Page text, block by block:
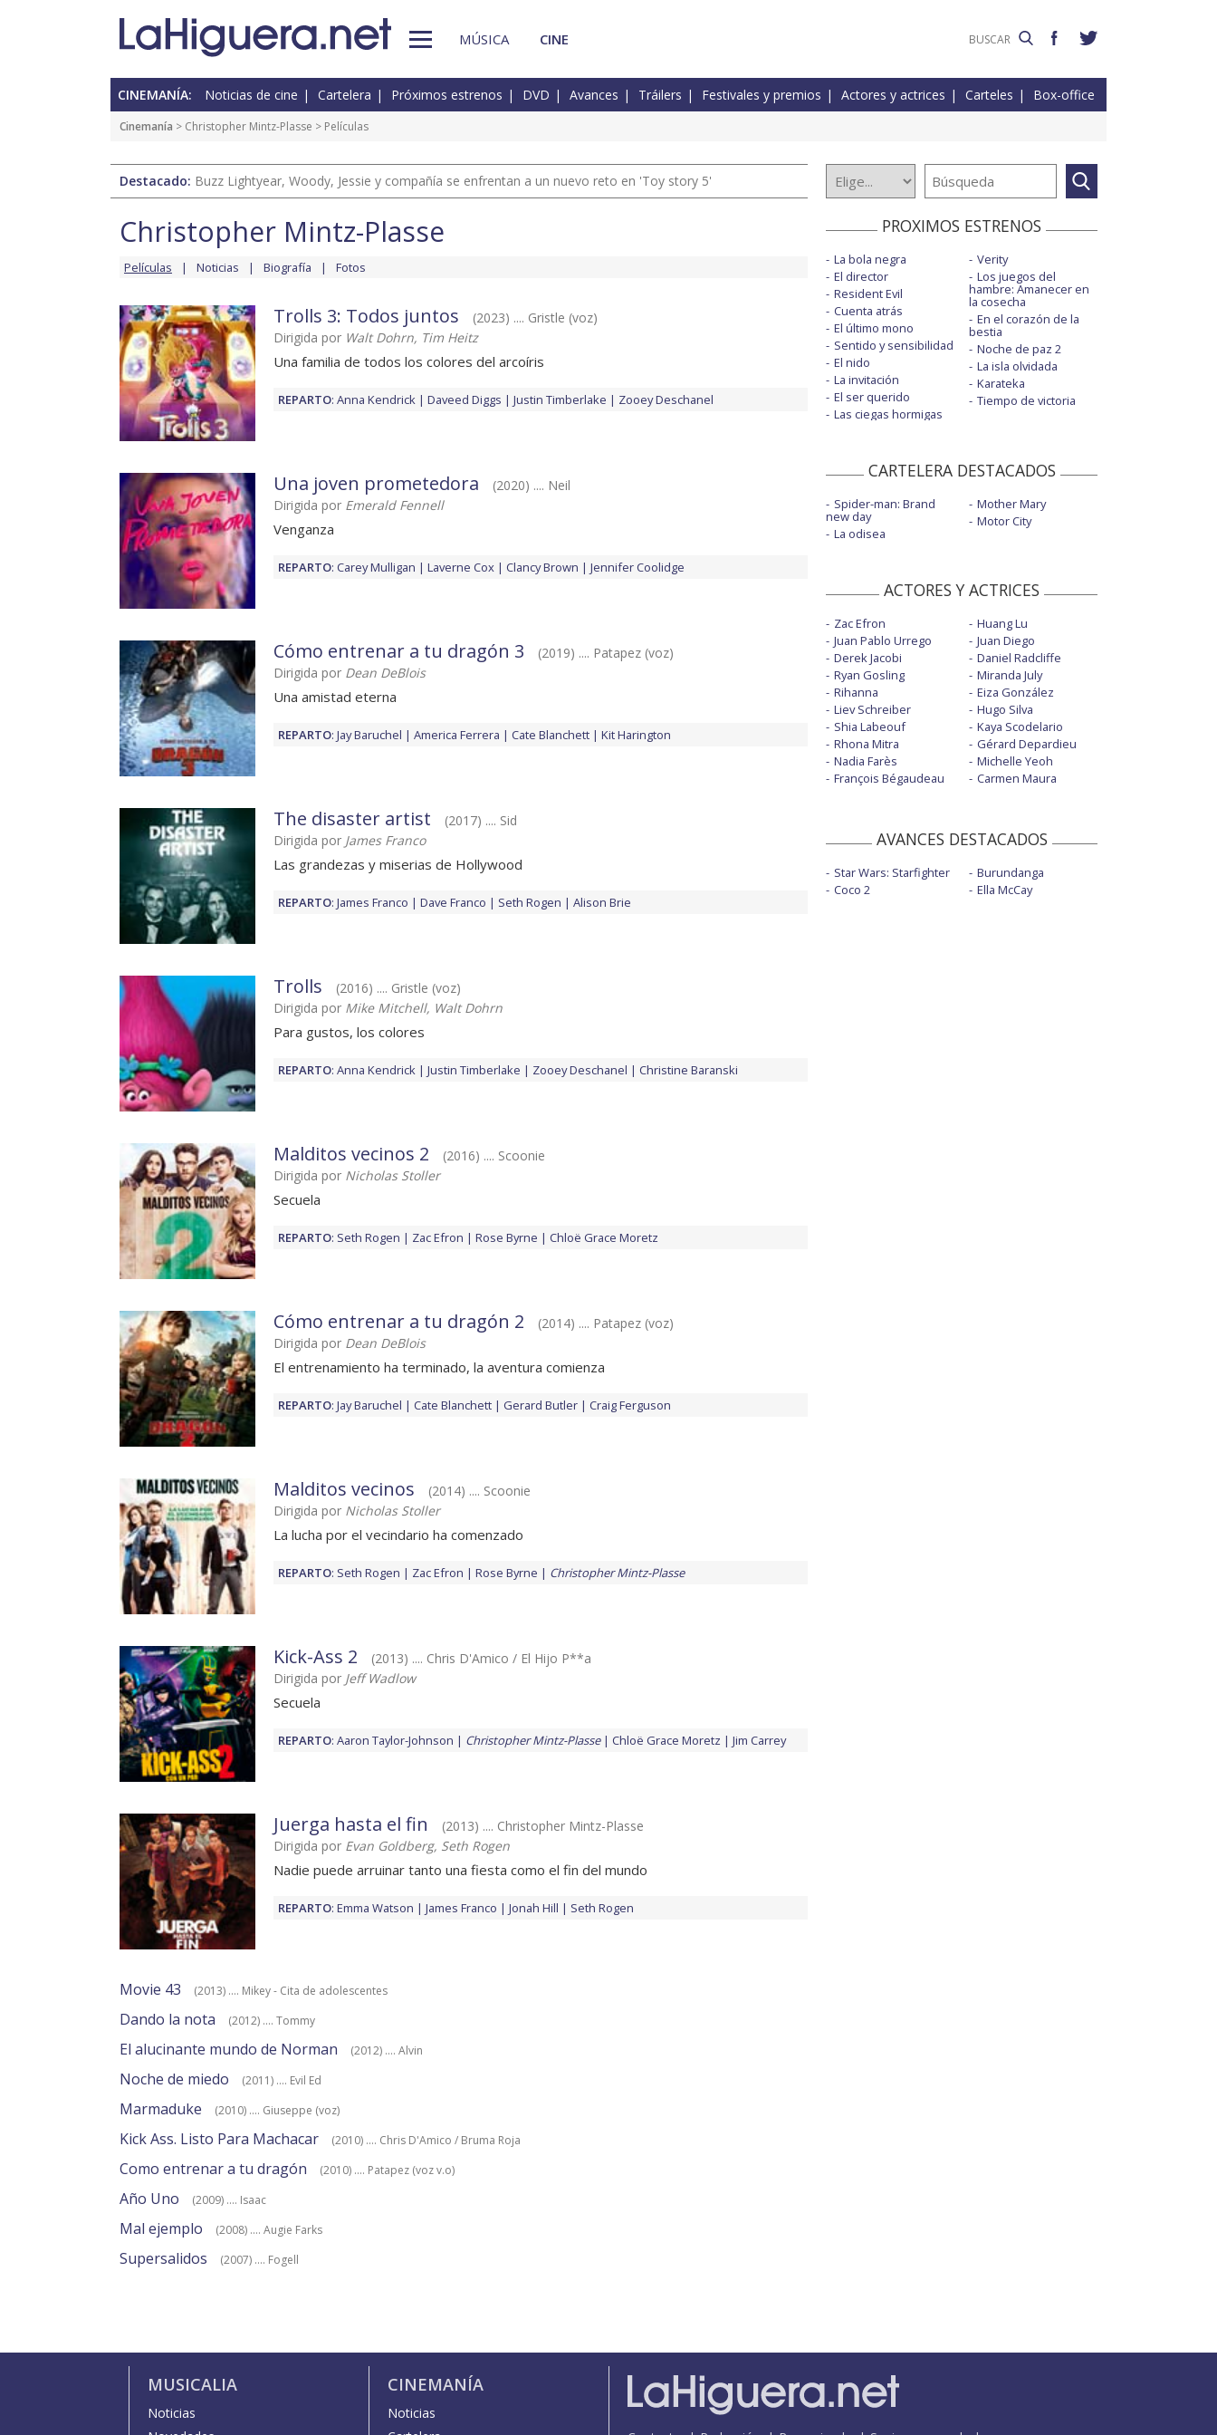
MÚSICA CINE
CINEMANÍA: Noticias de cine Cartelera Próximos estrenos DVD Avances Tráilers Festivales y premios Actores y actrices Carteles Box-office
Cinemanía > Christopher Mintz-Plasse > Películas
Destacado: Buzz Lightyear, Woody, Jessie y compañía se enfrentan a un nuevo reto en 'Toy story 5'
Christopher Mintz-Plasse
Películas Noticias Biografía Fotos
Trolls 3: Todos juntos
(2023) .... Gristle (voz)
Dirigida por Walt Dohrn, Tim Heitz
Una familia de todos los colores del arcoíris
REPARTO: Anna Kendrick Daveed Diggs Justin Timberlake Zooey Deschanel
Una joven prometedora
(2020) .... Neil
Dirigida por Emerald Fennell
Venganza
REPARTO: Carey Mulligan Laverne Cox Clancy Brown Jennifer Coolidge
Cómo entrenar a tu dragón 3
(2019) .... Patapez (voz)
Dirigida por Dean DeBlois
Una amistad eterna
REPARTO: Jay Baruchel America Ferrera Cate Blanchett Kit Harington
The disaster artist
(2017) .... Sid
Dirigida por James Franco
Las grandezas y miserias de Hollywood
REPARTO: James Franco Dave Franco Seth Rogen Alison Brie
Trolls
(2016) .... Gristle (voz)
Dirigida por Mike Mitchell, Walt Dohrn
Para gustos, los colores
REPARTO: Anna Kendrick Justin Timberlake Zooey Deschanel Christine Baranski
Malditos vecinos 2
(2016) .... Scoonie
Dirigida por Nicholas Stoller
Secuela
REPARTO: Seth Rogen Zac Efron Rose Byrne Chloë Grace Moretz
Cómo entrenar a tu dragón 2
(2014) .... Patapez (voz)
Dirigida por Dean DeBlois
El entrenamiento ha terminado, la aventura comienza
REPARTO: Jay Baruchel Cate Blanchett Gerard Butler Craig Ferguson
Malditos vecinos
(2014) .... Scoonie
Dirigida por Nicholas Stoller
La lucha por el vecindario ha comenzado
REPARTO: Seth Rogen Zac Efron Rose Byrne Christopher Mintz-Plasse
Kick-Ass 2
(2013) .... Chris D'Amico / El Hijo P**a
Dirigida por Jeff Wadlow
Secuela
REPARTO: Aaron Taylor-Johnson Christopher Mintz-Plasse Chloë Grace Moretz Jim Carrey
Juerga hasta el fin
(2013) .... Christopher Mintz-Plasse
Dirigida por Evan Goldberg, Seth Rogen
Nadie puede arruinar tanto una fiesta como el fin del mundo
REPARTO: Emma Watson James Franco Jonah Hill Seth Rogen
Movie 43 (2013) .... Mikey - Cita de adolescentes
Dando la nota (2012) .... Tommy
El alucinante mundo de Norman (2012) .... Alvin
Noche de miedo (2011) .... Evil Ed
Marmaduke (2010) .... Giuseppe (voz)
Kick Ass. Listo Para Machacar (2010) .... Chris D'Amico / Bruma Roja
Como entrenar a tu dragón (2010) .... Patapez (voz v.o)
Año Uno (2009) .... Isaac
Mal ejemplo (2008) .... Augie Farks
Supersalidos (2007) .... Fogell
PROXIMOS ESTRENOS
La bola negra
El director
Resident Evil
Cuenta atrás
El último mono
Sentido y sensibilidad
El nido
La invitación
El ser querido
Las ciegas hormigas
Verity
Los juegos del
hambre: Amanecer en
la cosecha
En el corazón de la
bestia
Noche de paz 2
La isla olvidada
Karateka
Tiempo de victoria
CARTELERA DESTACADOS
Spider-man: Brand
new day
La odisea
Mother Mary
Motor City
ACTORES Y ACTRICES
Zac Efron
Juan Pablo Urrego
Derek Jacobi
Ryan Gosling
Rihanna
Liev Schreiber
Shia Labeouf
Rhona Mitra
Nadia Farès
François Bégaudeau
Huang Lu
Juan Diego
Daniel Radcliffe
Miranda July
Eiza González
Hugo Silva
Kaya Scodelario
Gérard Depardieu
Michelle Yeoh
Carmen Maura
AVANCES DESTACADOS
Star Wars: Starfighter
Coco 2
Burundanga
Ella McCay
MUSICALIA
Noticias
CINEMANÍA
Noticias